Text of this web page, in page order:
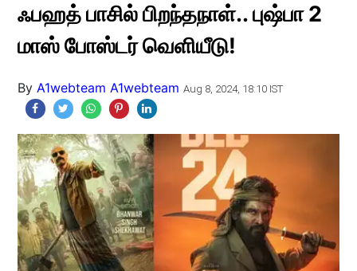
ஃபஹத் பாசில் பிறந்தநாள்.. புஷ்பா 2
மாஸ் போஸ்டர் வெளியீடு!
By A1webteam A1webteam Aug 8, 2024, 18:10 IST